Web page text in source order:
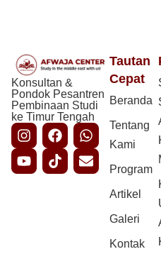
Konsultan &
Pondok Pesantren
Pembinaan Studi
ke Timur Tengah
Tautan
Cepat
Beranda
Tentang
Kami
Program
Artikel
Galeri
Kontak